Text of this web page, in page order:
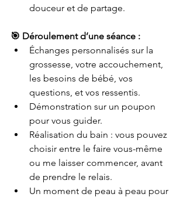
douceur et de partage.
🎯 Déroulement d’une séance :
Échanges personnalisés sur la
grossesse, votre accouchement,
les besoins de bébé, vos
questions, et vos ressentis.
Démonstration sur un poupon
pour vous guider.
Réalisation du bain : vous pouvez
choisir entre le faire vous-même
ou me laisser commencer, avant
de prendre le relais.
Un moment de peau à peau pour